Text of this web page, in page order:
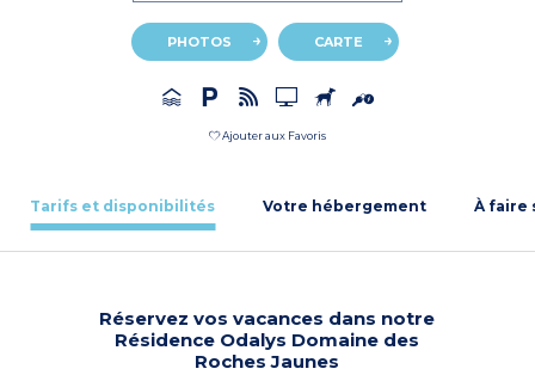
PHOTOS CARTE
Ajouter aux Favoris
Tarifs et disponibilités Votre hébergement À faire
Réservez vos vacances dans notre
Résidence Odalys Domaine des
Roches Jaunes